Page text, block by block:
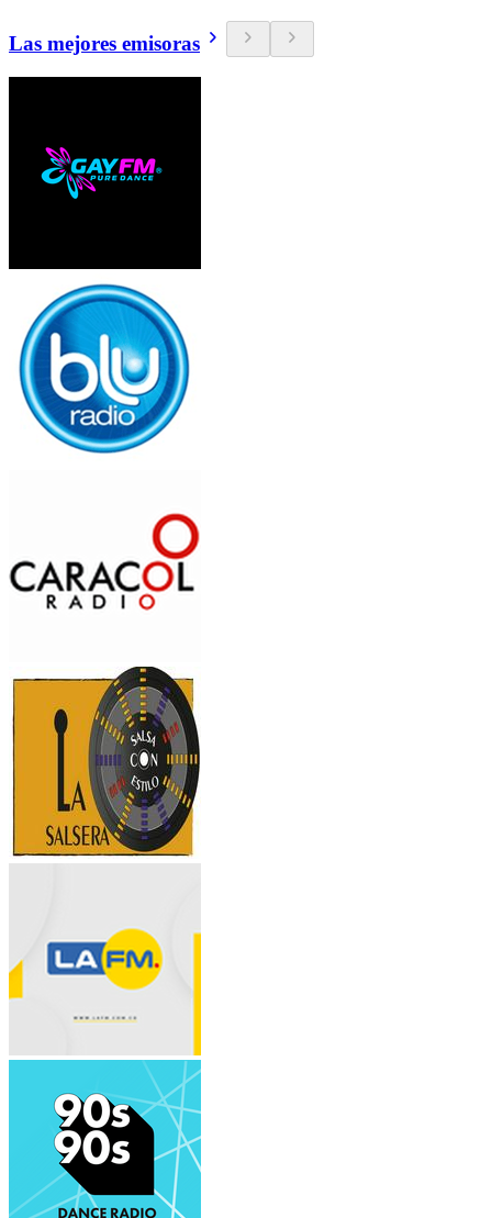
Las mejores emisoras